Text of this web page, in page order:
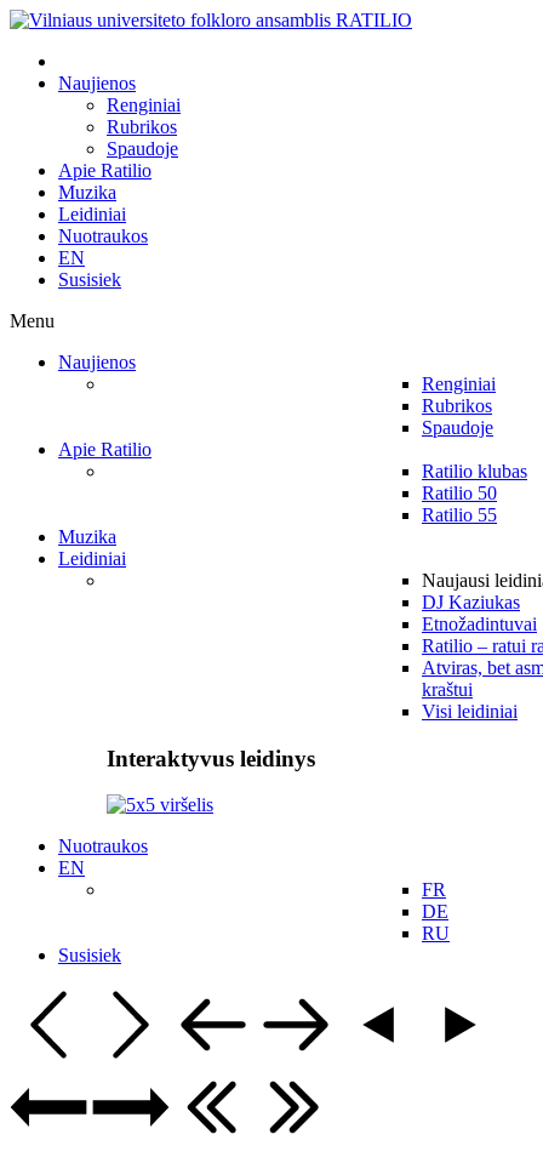
Naujienos
Renginiai
Rubrikos
Spaudoje
Apie Ratilio
Muzika
Leidiniai
Nuotraukos
EN
Susisiek
Menu
Naujienos
Renginiai
Rubrikos
Spaudoje
Apie Ratilio
Ratilio klubas
Ratilio 50
Ratilio 55
Muzika
Leidiniai
Naujausi
DJ Kaziukas
Etnožadintuvai
Ratilio – ratui
Atviras, bet
kraštui
Visi leidiniai
Interaktyvus leidinys
Nuotraukos
EN
FR
DE
RU
Susisiek